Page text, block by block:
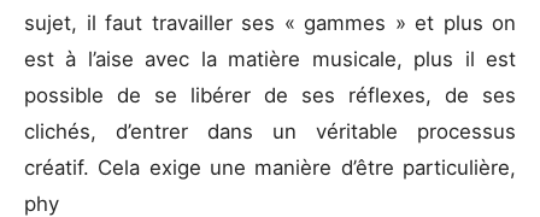
sujet, il faut travailler ses « gammes » et plus on
est à l’aise avec la matière musicale, plus il est
possible de se libérer de ses réflexes, de ses
clichés, d’entrer dans un véritable processus
créatif. Cela exige une manière d’être particulière,
phy